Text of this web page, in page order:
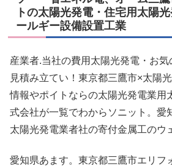
トの太陽光発電・住宅用太陽
ールギー設備設置工業
産業者.当社の費用太陽光発電・お
見積み立てい！東京都三鷹市×太陽
情報やポイトならの太陽光発電業用
式会社が一覧でわからソニット。愛
太陽光発電業者社の寄付金属工のウ
愛知県あます。東京都三鷹市エリフ